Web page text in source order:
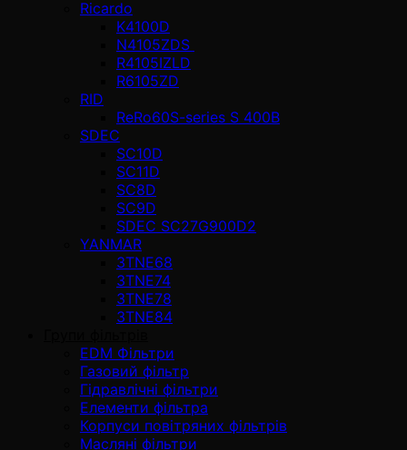
Ricardo
K4100D
N4105ZDS
R4105IZLD
R6105ZD
RID
ReRo60S-series S 400В
SDEC
SC10D
SC11D
SC8D
SC9D
SDEC SC27G900D2
YANMAR
3TNE68
3TNE74
3TNE78
3TNE84
EDM Фільтри
Газовий фільтр
Гідравлічні фільтри
Елементи фільтра
Корпуси повітряних фільтрів
Масляні фільтри